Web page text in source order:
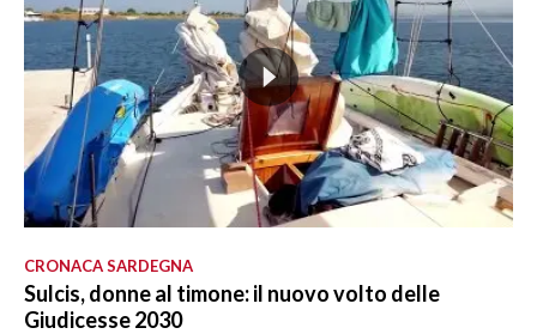
CRONACA SARDEGNA
Sulcis, donne al timone: il nuovo volto delle
Giudicesse 2030